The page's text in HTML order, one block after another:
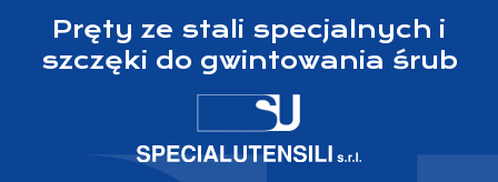
Pręty ze stali specjalnych i
szczęki do gwintowania śrub